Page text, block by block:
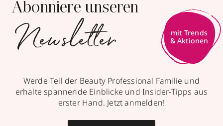
Abonniere unseren
Newsletter
mit Trends
& Aktionen
Werde Teil der Beauty Professional Familie und
erhalte spannende Einblicke und Insider-Tipps aus
erster Hand. Jetzt anmelden!